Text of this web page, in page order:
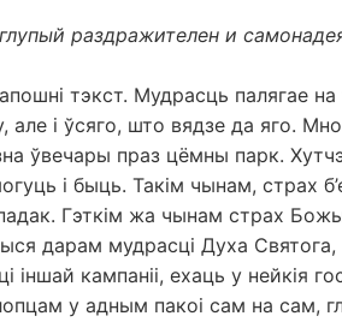
раздражителен и
тэкст. Мудрасць палягае
але і ўсяго, што вядзе да яго.
ўвечары праз цёмны парк.
і быць. Такім чынам, страх
Гэткім жа чынам страх Божы
дарам мудрасці Духа Святога,
кампаніі, ехаць у нейкія
у адным пакоі сам на сам,